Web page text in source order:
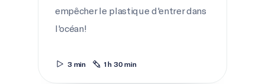
empêcher le plastique d'entrer dans
l'océan!
3 min 1 h 30 min